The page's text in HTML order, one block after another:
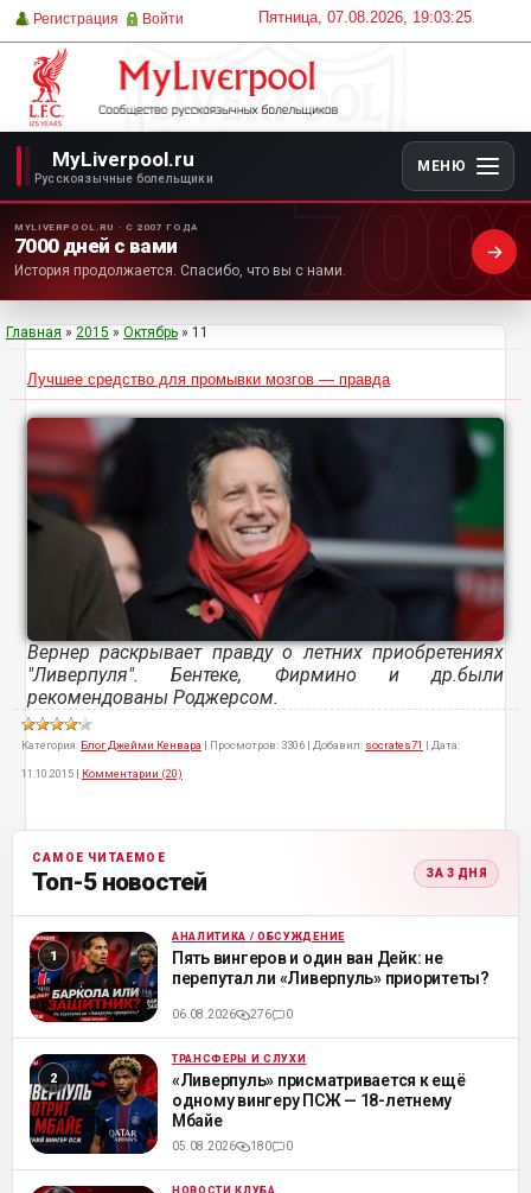
Пятница, 07.08.2026, 19:03:25
Регистрация Войти
MyLiverpool.ru
Русскоязычные болельщики
МЕНЮ
MYLIVERPOOL.RU · С 2007 ГОДА
7000 дней с вами
История продолжается. Спасибо, что вы с нами.
Главная » 2015 » Октябрь » 11
Лучшее средство для промывки мозгов — правда
Вернер раскрывает правду о летних приобретениях
"Ливерпуля". Бентеке, Фирмино и др.были
рекомендованы Роджерсом.
Категория: Блог Джейми Кенвара | Просмотров: 3306 | Добавил: socrates71 | Дата:
11.10.2015 | Комментарии (20)
САМОЕ ЧИТАЕМОЕ
Топ-5 новостей ЗА 3 ДНЯ
ML АНАЛИТИКА / ОБСУЖДЕНИЕ
Пять вингеров и один ван Дейк: не
перепутал ли «Ливерпуль» приоритеты?
06.08.2026 276 0
ML ТРАНСФЕРЫ И СЛУХИ
«Ливерпуль» присматривается к ещё
одному вингеру ПСЖ — 18-летнему
Мбайе
05.08.2026 180 0
НОВОСТИ КЛУБА